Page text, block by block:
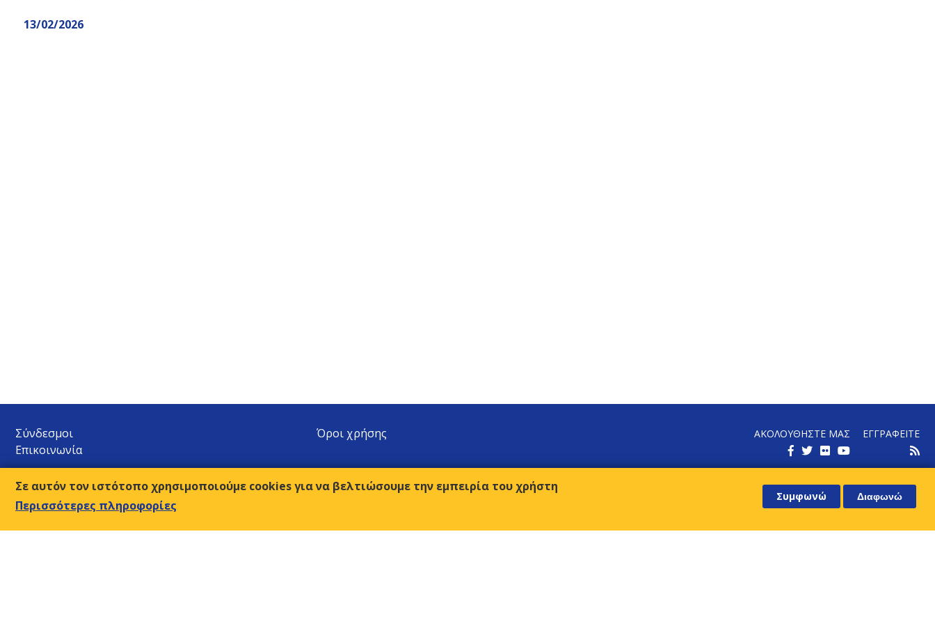
13/02/2026
Σύνδεσμοι
Επικοινωνία
Όροι χρήσης ΑΚΟΛΟΥΘΗΣΤΕ ΜΑΣ ΕΓΓΡΑΦΕΙΤΕ
Αμβρ. Φραντζή 9, 117 43 Αθήνα
Σε αυτόν τον ιστότοπο χρησιμοποιούμε cookies για να βελτιώσουμε την εμπειρία του χρήστη
Περισσότερες πληροφορίες
Συμφωνώ Διαφωνώ